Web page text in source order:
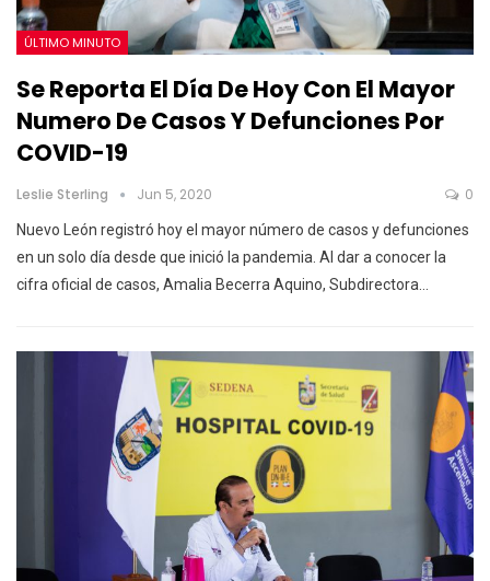
ÚLTIMO MINUTO
Se Reporta El Día De Hoy Con El Mayor
Numero De Casos Y Defunciones Por
COVID-19
Leslie Sterling Jun 5, 2020 0
Nuevo León registró hoy el mayor número de casos y defunciones
en un solo día desde que inició la pandemia. Al dar a conocer la
cifra oficial de casos, Amalia Becerra Aquino, Subdirectora…